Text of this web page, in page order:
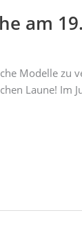
am
Modelle zu
Laune! Im